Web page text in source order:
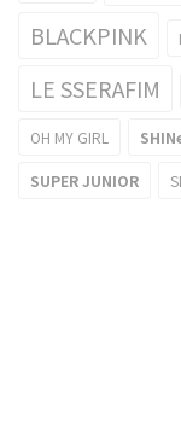
BLACKPINK
LE SSERAFIM
OH MY GIRL
SUPER JUNIOR